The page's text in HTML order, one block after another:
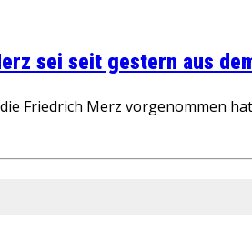
sei seit gestern aus
Friedrich Merz vorgenommen